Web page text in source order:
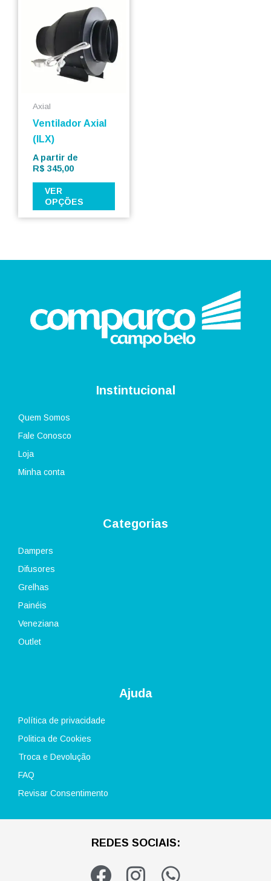
Axial
Ventilador Axial
(ILX)
A partir de
R$ 345,00
VER
OPÇÕES
tem
várias
variantes.
do
Instintucional
Quem Somos
Fale Conosco
Loja
Minha conta
Categorias
Dampers
Difusores
Grelhas
Painéis
Veneziana
Outlet
Ajuda
Política de privacidade
Politica de Cookies
Troca e Devolução
FAQ
Revisar Consentimento
REDES SOCIAIS:
F
I
W